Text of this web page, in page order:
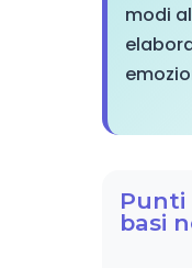
modi
Punti
basi